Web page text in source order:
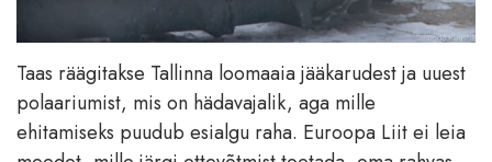
Taas räägitakse Tallinna loomaaia jääkarudest ja uuest
polaariumist, mis on hädavajalik, aga mille
ehitamiseks puudub esialgu raha. Euroopa Liit ei leia